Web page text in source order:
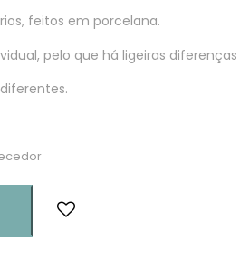
feitos em porcelana.
pelo que há ligeiras diferenças